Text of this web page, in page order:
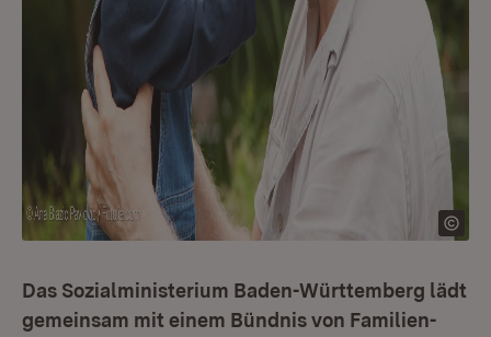
Das Sozialministerium Baden-Württemberg lädt
gemeinsam mit einem Bündnis von Familien-